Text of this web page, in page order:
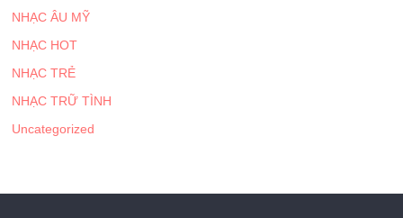
NHẠC ÂU MỸ
NHẠC HOT
NHẠC TRẺ
NHẠC TRỮ TÌNH
Uncategorized